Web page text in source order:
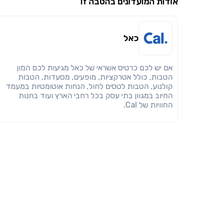
כאל
אם יש לכם כרטיס אשראי של כאל מגיעות לכם המון
הטבות, כולל אטרקציות, מופעים, מסעדות, הטבות
קולנוע, הטבות לטסים לחול, הנחות אוטומטיות במעמד
החיוב במגוון בתי עסק בכל רחבי הארץ ועוד בחנות
החוויות של Cal.